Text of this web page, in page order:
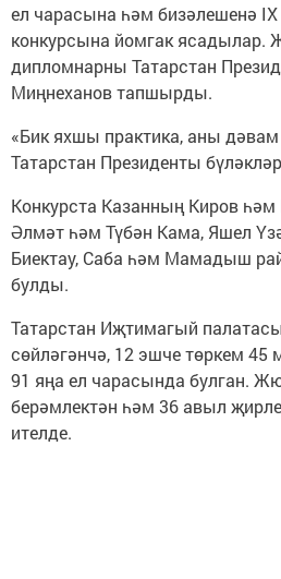
ел чарасына һәм бизәлешенә IX
конкурсына йомгак ясадылар.
дипломнарны Татарстан
Миңнеханов тапшырды.
«Бик яхшы практика, аны
Татарстан Президенты
Конкурста Казанның Киров
Әлмәт һәм Түбән Кама, Яшел
Биектау, Саба һәм Мамадыш
булды.
Татарстан Иҗтимагый
сөйләгәнчә, 12 эшче төркем 45
91 яңа ел чарасында булган.
берәмлектән һәм 36 авыл
ителде.